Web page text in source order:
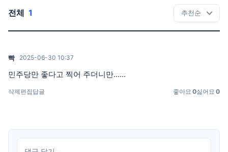
전체 1
빡 2025-06-30 10:37
민주당만 좋다고 찍어 주더니만......
삭제편집 답글 좋아요 0싫어요 0